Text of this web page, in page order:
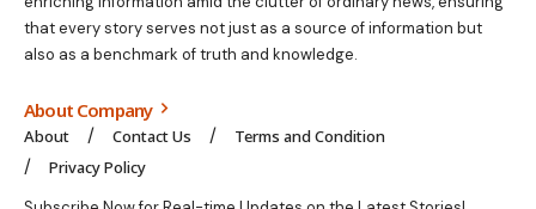
that every story serves not just as a source of information but
also as a benchmark of truth and knowledge.
About Company
About Contact Us
Terms and Condition
Privacy Policy